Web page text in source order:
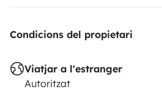
Condicions del propietari
Viatjar a l'estranger
Autoritzat